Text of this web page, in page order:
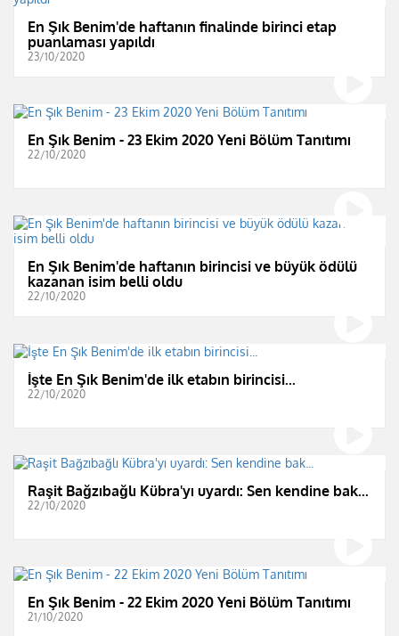
En Şık Benim'de haftanın finalinde birinci etap
puanlaması yapıldı
23/10/2020
En Şık Benim - 23 Ekim 2020 Yeni Bölüm Tanıtımı
22/10/2020
En Şık Benim'de haftanın birincisi ve büyük ödülü
kazanan isim belli oldu
22/10/2020
İşte En Şık Benim'de ilk etabın birincisi...
22/10/2020
Raşit Bağzıbağlı Kübra'yı uyardı: Sen kendine bak...
22/10/2020
En Şık Benim - 22 Ekim 2020 Yeni Bölüm Tanıtımı
21/10/2020